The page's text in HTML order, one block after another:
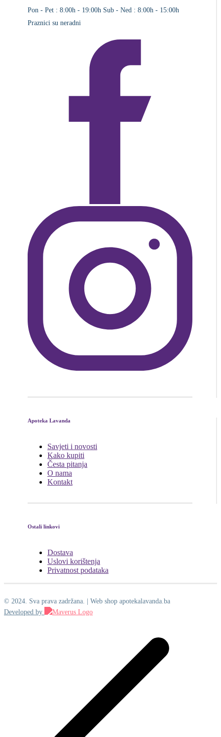
Pon - Pet : 8:00h - 19:00h Sub - Ned : 8:00h - 15:00h
Praznici su neradni
Apoteka Lavanda
Savjeti i novosti
Kako kupiti
Česta pitanja
O nama
Kontakt
Ostali linkovi
Dostava
Uslovi korištenja
Privatnost podataka
© 2024. Sva prava zadržana. | Web shop apotekalavanda.ba
Developed by